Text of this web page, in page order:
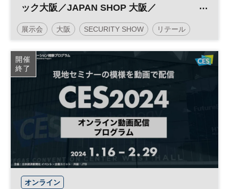
ック大阪／JAPAN SHOP 大阪／
SECURITY SHOW 大阪
展示会 大阪 SECURITY SHOW リテール
セキュリティ デザイン 働き方改革 投資
リテールテック フランチャイズ JAPAN SHOP
フランチャイズ・ショー 参加無料
開催
終了
オンライン